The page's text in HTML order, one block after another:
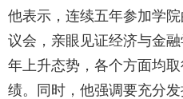
他表示，连续五年参加学
议会，亲眼见证经济与金
年上升态势，各个方面均
绩。同时，他强调要充分